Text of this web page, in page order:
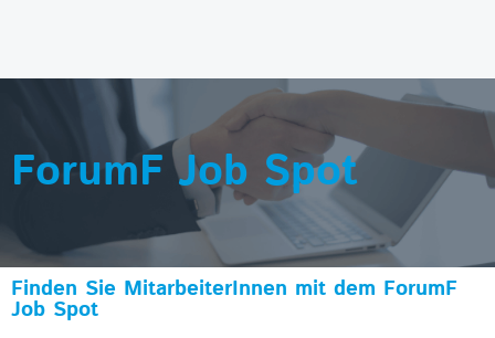
ForumF Job Spot
Finden Sie MitarbeiterInnen mit dem ForumF
Job Spot